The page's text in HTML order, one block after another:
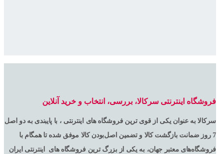
فروشگاه اینترنتی سرکالا، بررسی، انتخاب و خرید آنلاین
سرکالا به عنوان یکی از قوی ترین فروشگاه های اینترنتی ، با پایبندی به دو اصل
7 روز ضمانت بازگشت کالا و تضمین اصل‌بودن کالا موفق شده تا همگام با
فروشگاه‌های معتبر جهان، به یکی از بزرگ ترین فروشگاه های اینترنتی ایران